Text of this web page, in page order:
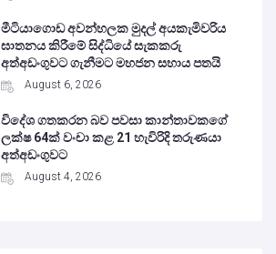
මීටියාගොඩ අවන්හලක මුදල් අයකැමිවරිය
ඝාතනය කිරීමේ සිද්ධියේ සැකකරු
අත්අඩංගුවට ගැනීමට මහජන සහාය පතයි
August 6, 2026
විදේශ ගතකරන බව පවසා කාන්තාවකගේ
ලක්ෂ 64ක් වංචා කළ 21 හැවිරිදි තරුණයා
අත්අඩංගුවට
August 4, 2026